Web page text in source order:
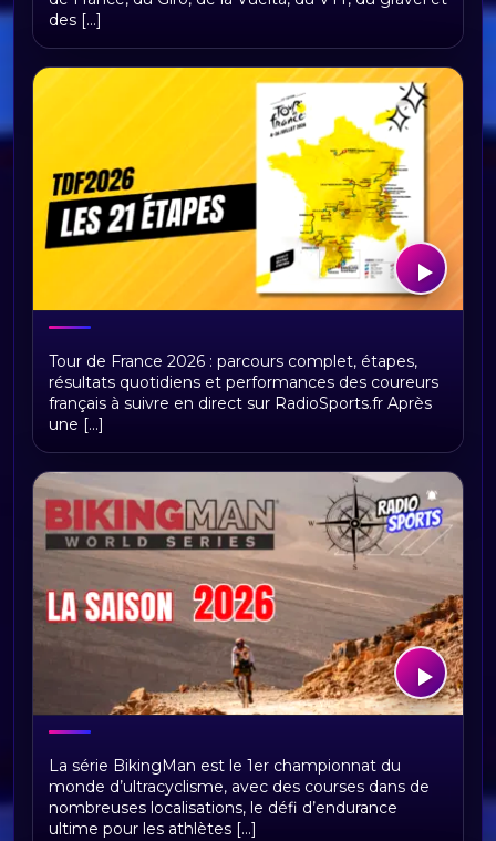
des [...]
Tour de France 2026 : présentation,
étapes et replays Radio Sports
Tour de France 2026 : parcours complet, étapes,
résultats quotidiens et performances des coureurs
français à suivre en direct sur RadioSports.fr Après
une [...]
BikingMan Direct : toute la saison 2026
du championnat du monde
d'ultracyclisme sur Radio Sports
La série BikingMan est le 1er championnat du
monde d’ultracyclisme, avec des courses dans de
nombreuses localisations, le défi d’endurance
ultime pour les athlètes [...]